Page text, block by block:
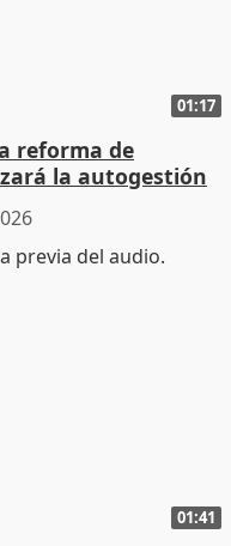
01:17
reforma de
la autogestión
01:41